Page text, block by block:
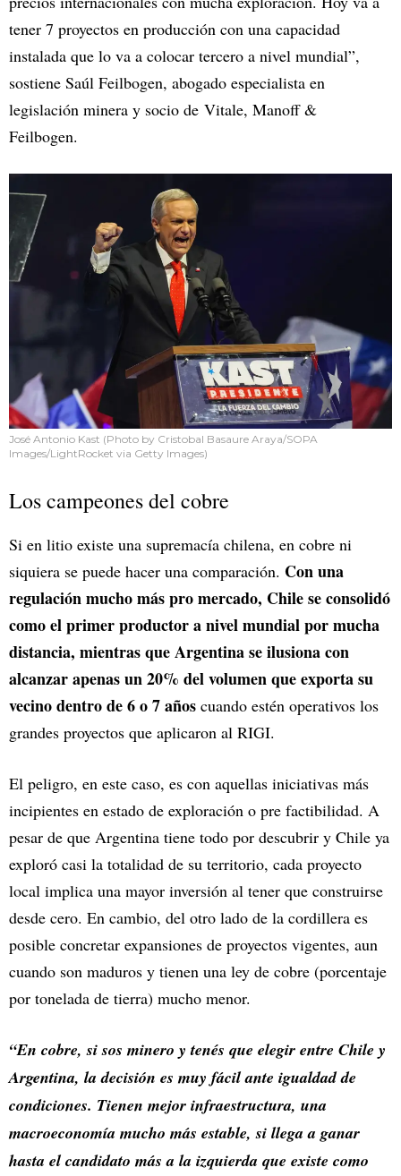
tener 7 proyectos en producción con una capacidad
instalada que lo va a colocar tercero a nivel mundial”,
sostiene Saúl Feilbogen, abogado especialista en
legislación minera y socio de Vitale, Manoff &
Feilbogen.
José Antonio Kast (Photo by Cristobal Basaure Araya/SOPA
Images/LightRocket via Getty Images)
Los campeones del cobre
Si en litio existe una supremacía chilena, en cobre ni
siquiera se puede hacer una comparación. Con una
regulación mucho más pro mercado, Chile se consolidó
como el primer productor a nivel mundial por mucha
distancia, mientras que Argentina se ilusiona con
alcanzar apenas un 20% del volumen que exporta su
vecino dentro de 6 o 7 años cuando estén operativos los
grandes proyectos que aplicaron al RIGI.
El peligro, en este caso, es con aquellas iniciativas más
incipientes en estado de exploración o pre factibilidad. A
pesar de que Argentina tiene todo por descubrir y Chile ya
exploró casi la totalidad de su territorio, cada proyecto
local implica una mayor inversión al tener que construirse
desde cero. En cambio, del otro lado de la cordillera es
posible concretar expansiones de proyectos vigentes, aun
cuando son maduros y tienen una ley de cobre (porcentaje
por tonelada de tierra) mucho menor.
“En cobre, si sos minero y tenés que elegir entre Chile y
Argentina, la decisión es muy fácil ante igualdad de
condiciones. Tienen mejor infraestructura, una
macroeconomía mucho más estable, si llega a ganar
hasta el candidato más a la izquierda que existe como